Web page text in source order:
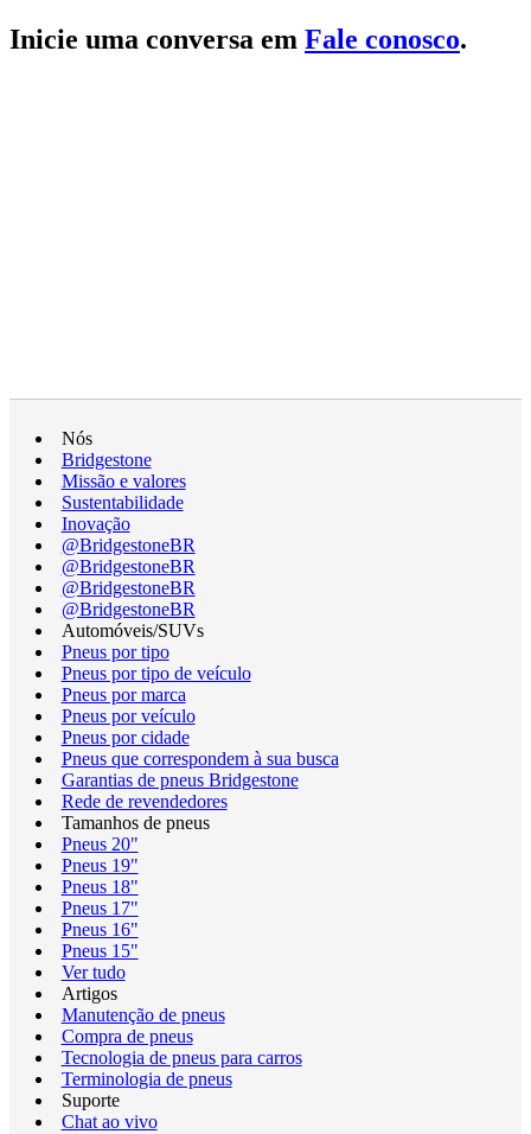
Inicie uma conversa em Fale conosco.
Nós
Bridgestone
Missão e valores
Sustentabilidade
Inovação
@BridgestoneBR
@BridgestoneBR
@BridgestoneBR
@BridgestoneBR
Automóveis/SUVs
Pneus por tipo
Pneus por tipo de veículo
Pneus por marca
Pneus por veículo
Pneus por cidade
Pneus que correspondem à sua busca
Garantias de pneus Bridgestone
Rede de revendedores
Tamanhos de pneus
Pneus 20"
Pneus 19"
Pneus 18"
Pneus 17"
Pneus 16"
Pneus 15"
Ver tudo
Artigos
Manutenção de pneus
Compra de pneus
Tecnologia de pneus para carros
Terminologia de pneus
Suporte
Chat ao vivo